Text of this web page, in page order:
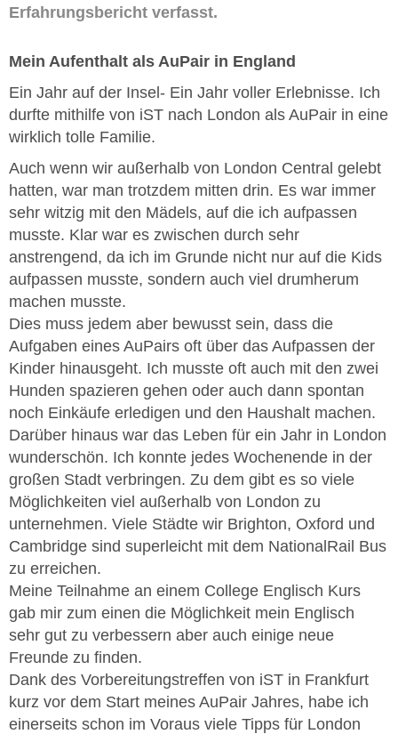
Erfahrungsbericht verfasst.
Mein Aufenthalt als AuPair in England
Ein Jahr auf der Insel- Ein Jahr voller Erlebnisse. Ich
durfte mithilfe von iST nach London als AuPair in eine
wirklich tolle Familie.
Auch wenn wir außerhalb von London Central gelebt
hatten, war man trotzdem mitten drin. Es war immer
sehr witzig mit den Mädels, auf die ich aufpassen
musste. Klar war es zwischen durch sehr
anstrengend, da ich im Grunde nicht nur auf die Kids
aufpassen musste, sondern auch viel drumherum
machen musste.
Dies muss jedem aber bewusst sein, dass die
Aufgaben eines AuPairs oft über das Aufpassen der
Kinder hinausgeht. Ich musste oft auch mit den zwei
Hunden spazieren gehen oder auch dann spontan
noch Einkäufe erledigen und den Haushalt machen.
Darüber hinaus war das Leben für ein Jahr in London
wunderschön. Ich konnte jedes Wochenende in der
großen Stadt verbringen. Zu dem gibt es so viele
Möglichkeiten viel außerhalb von London zu
unternehmen. Viele Städte wir Brighton, Oxford und
Cambridge sind superleicht mit dem NationalRail Bus
zu erreichen.
Meine Teilnahme an einem College Englisch Kurs
gab mir zum einen die Möglichkeit mein Englisch
sehr gut zu verbessern aber auch einige neue
Freunde zu finden.
Dank des Vorbereitungstreffen von iST in Frankfurt
kurz vor dem Start meines AuPair Jahres, habe ich
einerseits schon im Voraus viele Tipps für London